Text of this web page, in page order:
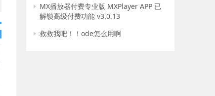
MX播放器付费专业版 MXPlayer APP 已
解锁高级付费功能 v3.0.13
救救我吧！！ode怎么用啊